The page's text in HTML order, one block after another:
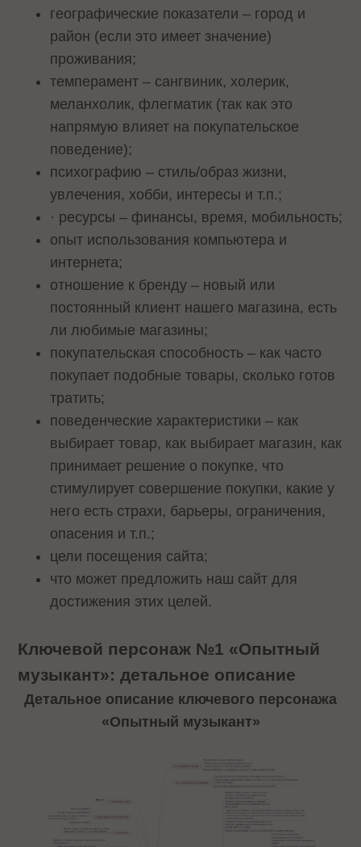
географические показатели – город и
район (если это имеет значение)
проживания;
темперамент – сангвиник, холерик,
меланхолик, флегматик (так как это
напрямую влияет на покупательское
поведение);
психографию – стиль/образ жизни,
увлечения, хобби, интересы и т.п.;
· ресурсы – финансы, время, мобильность;
опыт использования компьютера и
интернета;
отношение к бренду – новый или
постоянный клиент нашего магазина, есть
ли любимые магазины;
покупательская способность – как часто
покупает подобные товары, сколько готов
тратить;
поведенческие характеристики – как
выбирает товар, как выбирает магазин, как
принимает решение о покупке, что
стимулирует совершение покупки, какие у
него есть страхи, барьеры, ограничения,
опасения и т.п.;
цели посещения сайта;
что может предложить наш сайт для
достижения этих целей.
Ключевой персонаж №1 «Опытный
музыкант»: детальное описание
Детальное описание ключевого персонажа
«Опытный музыкант»